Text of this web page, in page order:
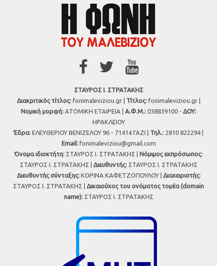
ΣΤΑΥΡΟΣ Ι. ΣΤΡΑΤΑΚΗΣ
Διακριτικός τίτλος:fonimaleviziou.gr | Τίτλος:fonimaleviziou.gr |
Νομική μορφή: ΑΤΟΜΙΚΗ ΕΤΑΙΡΕΙΑ | Α.Φ.Μ.: 038839100 - ΔΟΥ:
ΗΡΑΚΛΕΙΟΥ
Έδρα: ΕΛΕΥΘΕΡΙΟΥ ΒΕΝΙΖΕΛΟΥ 96 - 71414 ΓΑΖΙ | Τηλ.: 2810 822294 |
Εmail: fonimaleviziou@gmail.com
Όνομα ιδιοκτήτη: ΣΤΑΥΡΟΣ Ι. ΣΤΡΑΤΑΚΗΣ | Νόμιμος εκπρόσωπος:
ΣΤΑΥΡΟΣ Ι. ΣΤΡΑΤΑΚΗΣ | Διευθυντής:ΣΤΑΥΡΟΣ Ι. ΣΤΡΑΤΑΚΗΣ
Διευθυντής σύνταξης:ΚΟΡΙΝΑ ΚΑΦΕΤΖΟΠΟΥΛΟΥ | Διαχειριστής:
ΣΤΑΥΡΟΣ Ι. ΣΤΡΑΤΑΚΗΣ | Δικαιούχος του ονόματος τομέα (domain
name):ΣΤΑΥΡΟΣ Ι. ΣΤΡΑΤΑΚΗΣ